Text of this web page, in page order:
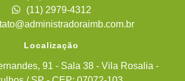
(11) 2979-4312
Localização
91 - Sala 38 - Vila Rosalia -